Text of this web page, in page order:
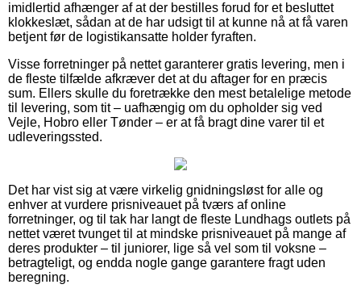
imidlertid afhænger af at der bestilles forud for et besluttet
klokkeslæt, sådan at de har udsigt til at kunne nå at få varen
betjent før de logistikansatte holder fyraften.
Visse forretninger på nettet garanterer gratis levering, men i
de fleste tilfælde afkræver det at du aftager for en præcis
sum. Ellers skulle du foretrække den mest betalelige metode
til levering, som tit – uafhængig om du opholder sig ved
Vejle, Hobro eller Tønder – er at få bragt dine varer til et
udleveringssted.
Det har vist sig at være virkelig gnidningsløst for alle og
enhver at vurdere prisniveauet på tværs af online
forretninger, og til tak har langt de fleste Lundhags outlets på
nettet været tvunget til at mindske prisniveauet på mange af
deres produkter – til juniorer, lige så vel som til voksne –
betragteligt, og endda nogle gange garantere fragt uden
beregning.